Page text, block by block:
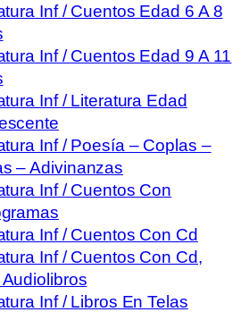
Inf / Cuentos Edad 6 A 8
Inf / Cuentos Edad 9 A 11
Inf / Literatura Edad
Inf / Poesía – Coplas –
– Adivinanzas
Inf / Cuentos Con
Inf / Cuentos Con Cd
Inf / Cuentos Con Cd,
Inf / Libros En Telas